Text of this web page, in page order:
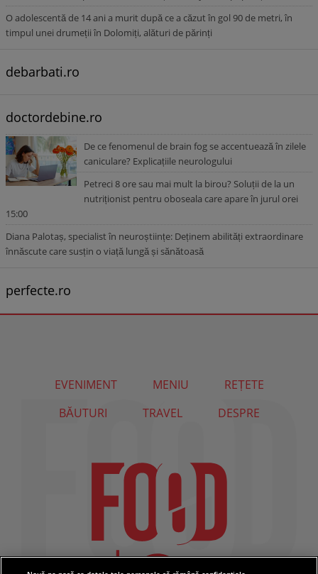
O adolescentă de 14 ani a murit după ce a căzut în gol 90 de metri, în
timpul unei drumeții în Dolomiți, alături de părinți
debarbati.ro
doctordebine.ro
De ce fenomenul de brain fog se accentuează în zilele
caniculare? Explicațiile neurologului
Petreci 8 ore sau mai mult la birou? Soluții de la un
nutriționist pentru oboseala care apare în jurul orei
15:00
Diana Palotaș, specialist în neuroștiințe: Deținem abilități extraordinare
înnăscute care susțin o viață lungă și sănătoasă
perfecte.ro
EVENIMENT MENIU
REȚETE
BĂUTURI
TRAVEL DESPRE